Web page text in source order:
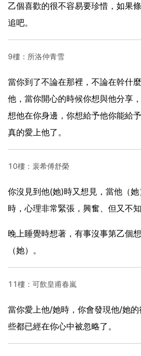
乙個喜歡的很不容易要珍惜，如果
追吧。
9樓：所洛仲青雪
當你到了不論在那裡，不論在幹什
他，當你開心的時候你想與他分享
想他在你身邊，你想給予他你能給
真的愛上他了。
10樓：裴希傅舒榮
你沒見到他(她)時又想見，當他（
時，心理非常緊張，興奮、但又不知
晚上睡覺時想著，有事沒事第乙個
（她）。
11樓：可飲皇甫春嵐
當你愛上他/她時，你會發現他/她
些都已經在你心中被忽略了。